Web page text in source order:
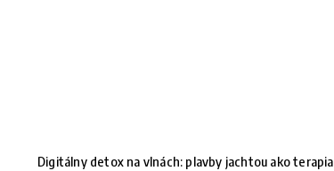
Digitálny detox na vlnách: plavby jachtou ako terapia